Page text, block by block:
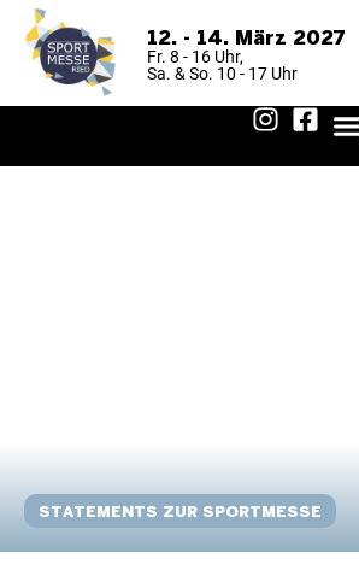
12. - 14. März 2027
Fr. 8 - 16 Uhr,
Sa. & So. 10 - 17 Uhr
STATEMENTS ZUR SPORTMESSE